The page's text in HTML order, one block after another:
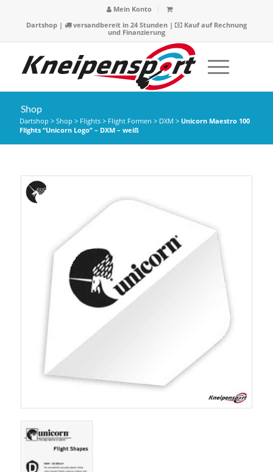
Mein Konto
Dartshop| versandbereit in 24 Stunden |
Kauf auf Rechnung
und Finanzierung
Shop
Dartshop > Shop > Flights> Flight Formen > DXM > Unicorn Maestro 100
Flights “Unicorn Logo” – DXM – weiß